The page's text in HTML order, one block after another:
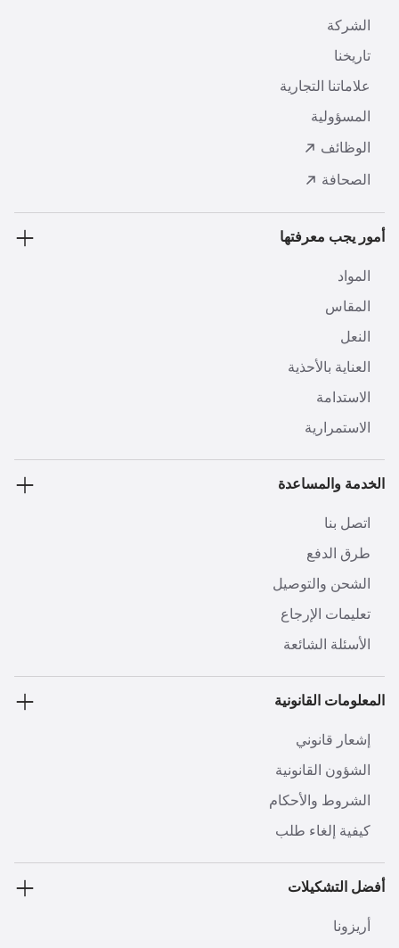
الشركة
تاريخنا
علاماتنا التجارية
المسؤولية
الوظائف
الصحافة
أمور يجب معرفتها
المواد
المقاس
النعل
العناية بالأحذية
الاستدامة
الاستمرارية
الخدمة والمساعدة
اتصل بنا
طرق الدفع
الشحن والتوصيل
تعليمات الإرجاع
الأسئلة الشائعة
المعلومات القانونية
إشعار قانوني
الشؤون القانونية
الشروط والأحكام
كيفية إلغاء طلب
أفضل التشكيلات
أريزونا